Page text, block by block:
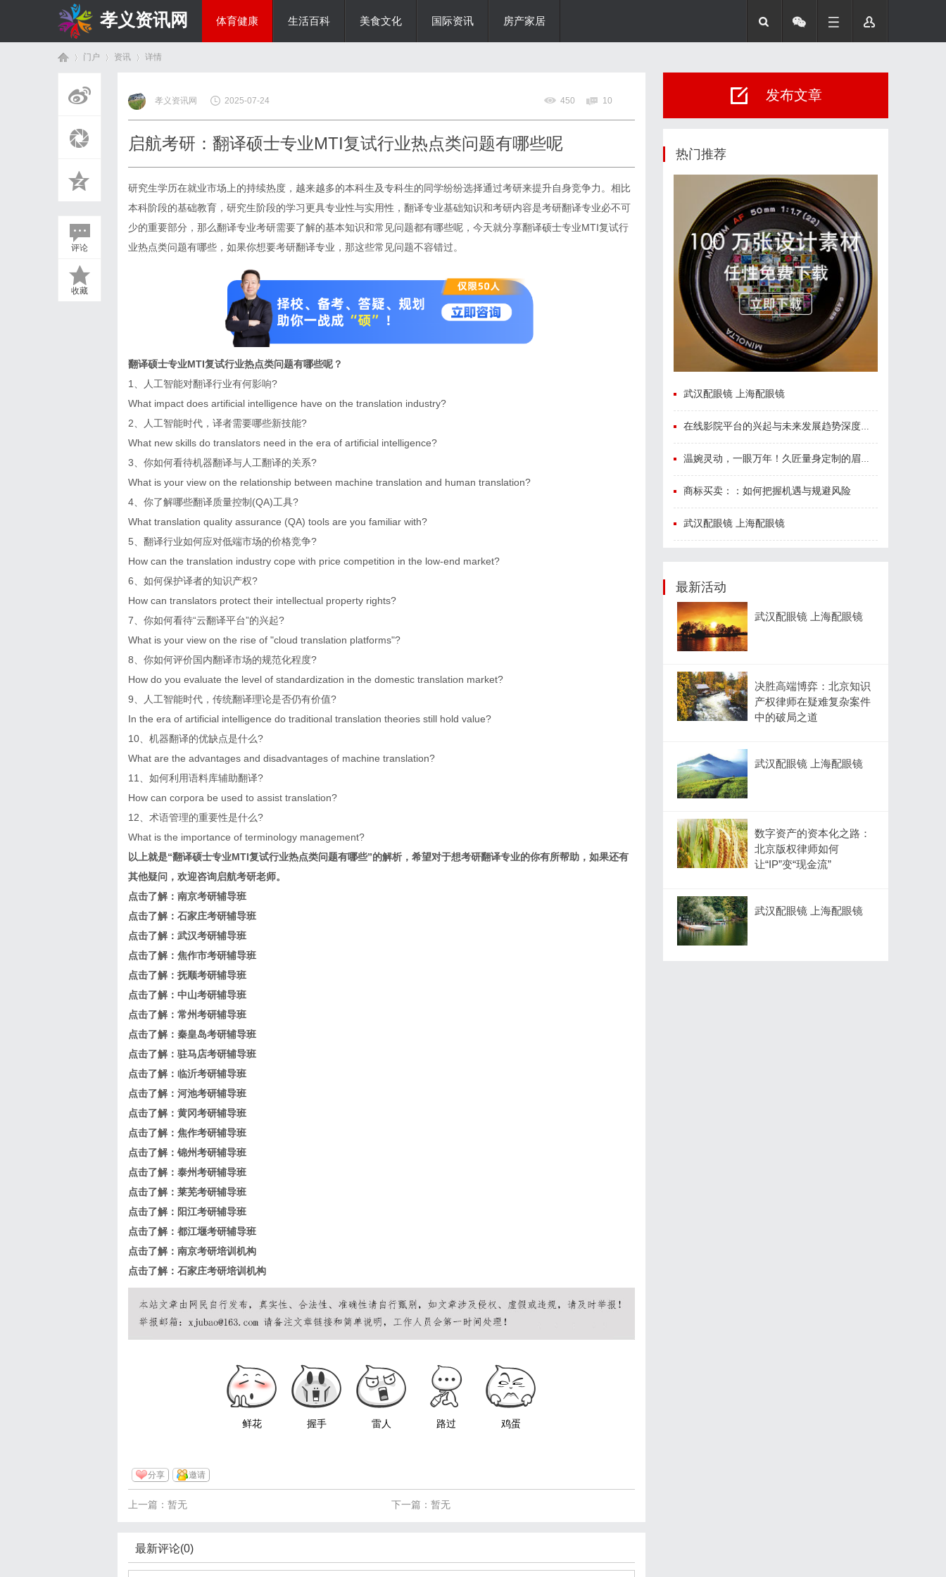
孝义资讯网 体育健康 生活百科 美食文化 国际资讯 房产家居
门户 资讯
›
详情
评论
收藏
孝义资讯网 2025-07-24 450 10
启航考研：翻译硕士专业MTI复试行业热点类问题有哪些呢
研究生学历在就业市场上的持续热度，越来越多的本科生及专科生的同学纷纷选择通过考研来提升自身竞争力。相比
本科阶段的基础教育，研究生阶段的学习更具专业性与实用性，翻译专业基础知识和考研内容是考研翻译专业必不可
少的重要部分，那么翻译专业考研需要了解的基本知识和常见问题都有哪些呢，今天就分享翻译硕士专业MTI复试行
业热点类问题有哪些，如果你想要考研翻译专业，那这些常见问题不容错过。
翻译硕士专业MTI复试行业热点类问题有哪些呢 ？
1、人工智能对翻译行业有何影响?
What impact does artificial intelligence have on the translation industry?
2、人工智能时代，译者需要哪些新技能?
What new skills do translators need in the era of artificial intelligence?
3、你如何看待机器翻译与人工翻译的关系?
What is your view on the relationship between machine translation and human translation?
4、你了解哪些翻译质量控制(QA)工具?
What translation quality assurance (QA) tools are you familiar with?
5、翻译行业如何应对低端市场的价格竞争?
How can the translation industry cope with price competition in the low-end market?
6、如何保护译者的知识产权?
How can translators protect their intellectual property rights?
7、你如何看待“云翻译平台”的兴起?
What is your view on the rise of "cloud translation platforms"?
8、你如何评价国内翻译市场的规范化程度?
How do you evaluate the level of standardization in the domestic translation market?
9、人工智能时代，传统翻译理论是否仍有价值?
In the era of artificial intelligence do traditional translation theories still hold value?
10、机器翻译的优缺点是什么?
What are the advantages and disadvantages of machine translation?
11、如何利用语料库辅助翻译?
How can corpora be used to assist translation?
12、术语管理的重要性是什么?
What is the importance of terminology management?
以上就是“翻译硕士专业MTI复试行业热点类问题有哪些”的解析，希望对于想考研翻译专业的你有所帮助，如果还有
其他疑问，欢迎咨询启航考研老师。
点击了解： 南京考研辅导班
点击了解： 石家庄考研辅导班
点击了解： 武汉考研辅导班
点击了解： 焦作市考研辅导班
点击了解： 抚顺考研辅导班
点击了解： 中山考研辅导班
点击了解： 常州考研辅导班
点击了解： 秦皇岛考研辅导班
点击了解： 驻马店考研辅导班
点击了解： 临沂考研辅导班
点击了解： 河池考研辅导班
点击了解： 黄冈考研辅导班
点击了解： 焦作考研辅导班
点击了解： 锦州考研辅导班
点击了解： 泰州考研辅导班
点击了解： 莱芜考研辅导班
点击了解： 阳江考研辅导班
点击了解： 都江堰考研辅导班
点击了解： 南京考研培训机构
点击了解： 石家庄考研培训机构
鲜花 握手 雷人 路过 鸡蛋
分享 邀请
下一篇：暂无
上一篇：暂无
最新评论(0)
发布文章
热门推荐
武汉配眼镜 上海配眼镜
在线影院平台的兴起与未来发展趋势深度解析
温婉灵动，一眼万年！久匠量身定制的眉眼唇，才是你整张脸的点睛之笔！淡颜系女生的气质加分项
商标买卖：：如何把握机遇与规避风险
武汉配眼镜 上海配眼镜
最新活动
武汉配眼镜 上海配眼镜
决胜高端博弈：北京知识
产权律师在疑难复杂案件
中的破局之道
武汉配眼镜 上海配眼镜
数字资产的资本化之路：
北京版权律师如何
让“IP”变“现金流”
武汉配眼镜 上海配眼镜